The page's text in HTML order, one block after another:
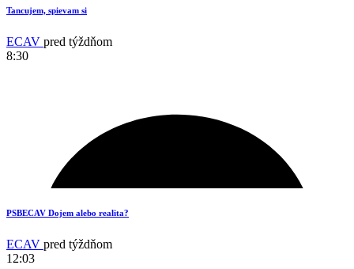
Tancujem, spievam si
ECAV pred týždňom
8:30
PSBECAV Dojem alebo realita?
ECAV pred týždňom
12:03